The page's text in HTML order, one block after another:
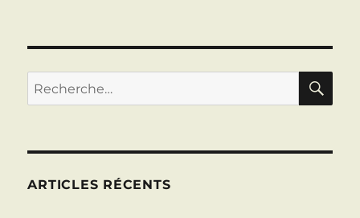
Recherche
pour :
ARTICLES RÉCENTS